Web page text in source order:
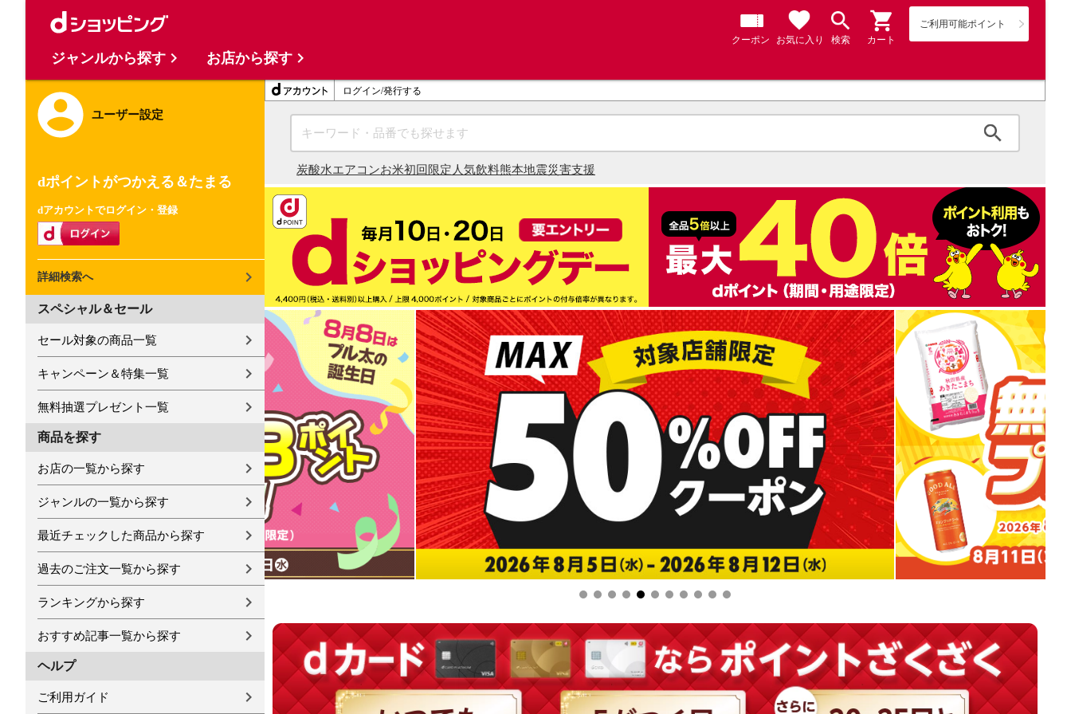
ご利用可能ポイント
カート
検索
お気に入り
クーポン
ユーザー設定
dポイントがつかえる＆たまる
dアカウントでログイン・登録
詳細検索へ
スペシャル＆セール
セール対象の商品一覧
キャンペーン＆特集一覧
無料抽選プレゼント一覧
商品を探す
お店の一覧から探す
ジャンルの一覧から探す
最近チェックした商品から探す
過去のご注文一覧から探す
ランキングから探す
おすすめ記事一覧から探す
ヘルプ
ご利用ガイド
ログイン/発行する
炭酸水エアコンお米初回限定 人気飲料熊本地震災害支援
ジャンルから探す お店から探す